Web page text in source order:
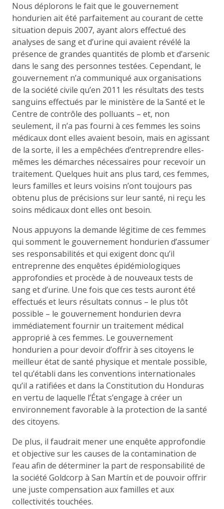
Nous déplorons le fait que le gouvernement
hondurien ait été parfaitement au courant de cette
situation depuis 2007, ayant alors effectué des
analyses de sang et d’urine qui avaient révélé la
présence de grandes quantités de plomb et d’arsenic
dans le sang des personnes testées. Cependant, le
gouvernement n’a communiqué aux organisations
de la société civile qu’en 2011 les résultats des tests
sanguins effectués par le ministère de la Santé et le
Centre de contrôle des polluants – et, non
seulement, il n’a pas fourni à ces femmes les soins
médicaux dont elles avaient besoin, mais en agissant
de la sorte, il les a empêchées d’entreprendre elles-
mêmes les démarches nécessaires pour recevoir un
traitement. Quelques huit ans plus tard, ces femmes,
leurs familles et leurs voisins n’ont toujours pas
obtenu plus de précisions sur leur santé, ni reçu les
soins médicaux dont elles ont besoin.
Nous appuyons la demande légitime de ces femmes
qui somment le gouvernement hondurien d’assumer
ses responsabilités et qui exigent donc qu’il
entreprenne des enquêtes épidémiologiques
approfondies et procède à de nouveaux tests de
sang et d’urine. Une fois que ces tests auront été
effectués et leurs résultats connus – le plus tôt
possible – le gouvernement hondurien devra
immédiatement fournir un traitement médical
approprié à ces femmes. Le gouvernement
hondurien a pour devoir d’offrir à ses citoyens le
meilleur état de santé physique et mentale possible,
tel qu’établi dans les conventions internationales
qu’il a ratifiées et dans la Constitution du Honduras
en vertu de laquelle l’État s’engage à créer un
environnement favorable à la protection de la santé
des citoyens.
De plus, il faudrait mener une enquête approfondie
et objective sur les causes de la contamination de
l’eau afin de déterminer la part de responsabilité de
la société Goldcorp à San Martín et de pouvoir offrir
une juste compensation aux familles et aux
collectivités touchées.